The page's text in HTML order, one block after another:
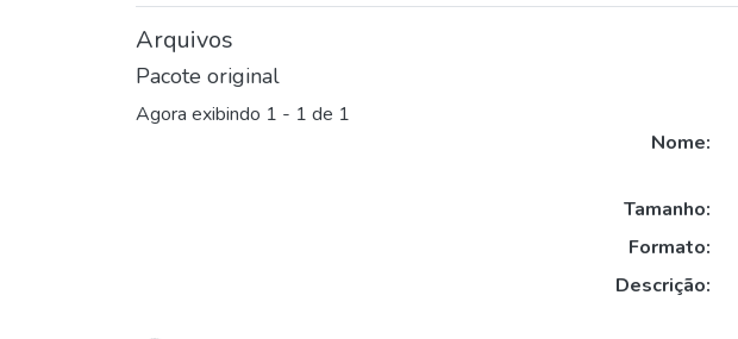
Arquivos
Pacote original
Agora exibindo 1 - 1 de 1
Nome:
Tamanho:
Formato:
Descrição: